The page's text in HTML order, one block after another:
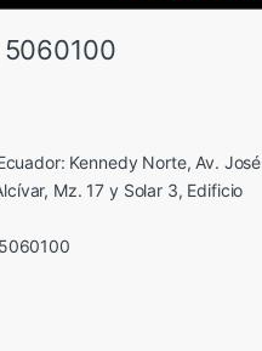
Kennedy Norte, Av. José
Mz. 17 y Solar 3, Edificio